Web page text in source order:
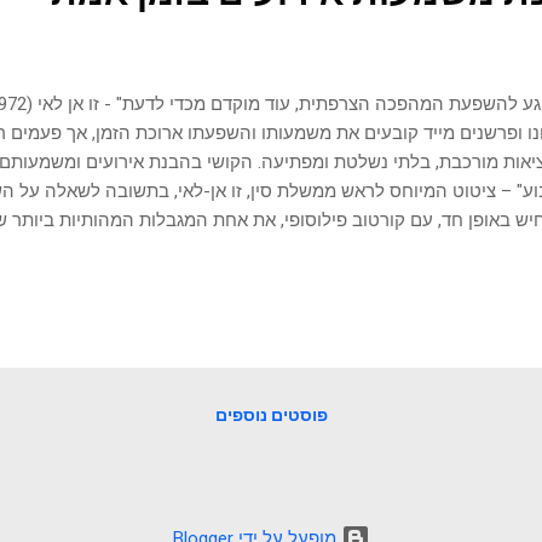
ופרשנים מייד קובעים את משמעותו והשפעתו ארוכת הזמן, אך פעמים
מורכבת, בלתי נשלטת ומפתיעה. הקושי בהבנת אירועים
– ציטוט המיוחס לראש ממשלת סין, זו אן-לאי, בתשובה לשאלה
באופן חד, עם קורטוב פילוסופי, את אחת המגבלות המהותיות ביותר
לעיתים קרובות שאנו מבינים את מלוא היקפם והשלכותיהם. אולם,
פוסטים נוספים